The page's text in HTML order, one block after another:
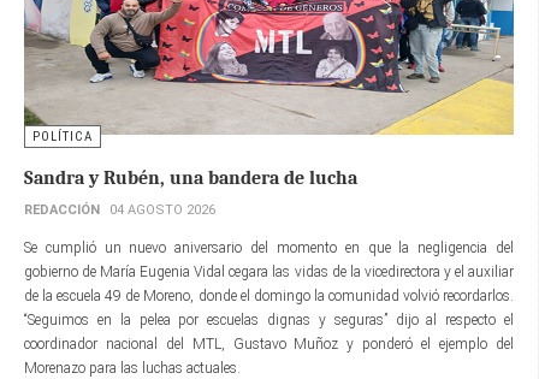
POLÍTICA
Sandra y Rubén, una bandera de lucha
REDACCIÓN 04 AGOSTO 2026
Se cumplió un nuevo aniversario del momento en que la negligencia del
gobierno de María Eugenia Vidal cegara las vidas de la vicedirectora y el auxiliar
de la escuela 49 de Moreno, donde el domingo la comunidad volvió recordarlos.
“Seguimos en la pelea por escuelas dignas y seguras” dijo al respecto el
coordinador nacional del MTL, Gustavo Muñoz y ponderó el ejemplo del
Morenazo para las luchas actuales.